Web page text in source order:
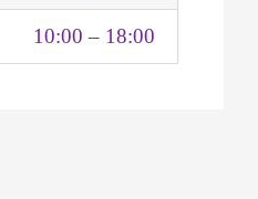
10:00 – 18:00